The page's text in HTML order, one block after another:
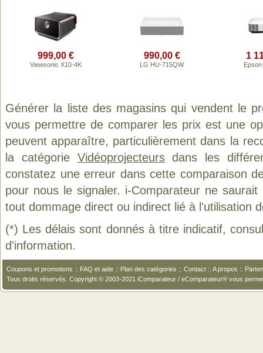
999,00 €
Viewsonic X10-4K
990,00 €
LG HU-715QW
1
Générer la liste des magasins qui vendent le
vous permettre de comparer les prix est une
peuvent apparaître, particulièrement dans la
la catégorie Vidéoprojecteursdans les
constatez une erreur dans cette comparaison
pour nous le signaler. i-Comparateur ne
tout dommage direct ou indirect lié à l'utilisation
(*) Les délais sont donnés à titre indicatif,
d'information.
Coupons et promotions :: FAQ et aide :: Plan des catégories :: Contact :: A propos ::
Tous droits réservés. Copyright © 2003-2021 iComparateur / eComparateur® vous